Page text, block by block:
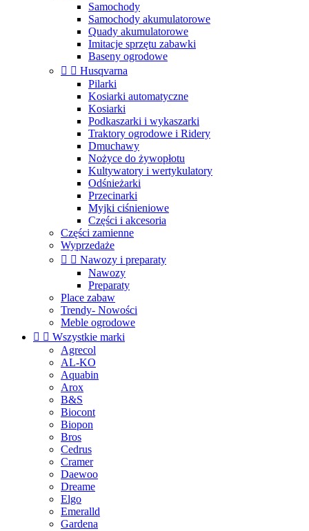
Samochody
Samochody akumulatorowe
Quady akumulatorowe
Imitacje sprzętu zabawki
Baseny ogrodowe
  Husqvarna
Pilarki
Kosiarki automatyczne
Kosiarki
Podkaszarki i wykaszarki
Traktory ogrodowe i Ridery
Dmuchawy
Nożyce do żywopłotu
Kultywatory i wertykulatory
Odśnieżarki
Przecinarki
Myjki ciśnieniowe
Części i akcesoria
Części zamienne
Wyprzedaże
  Nawozy i preparaty
Nawozy
Preparaty
Place zabaw
Trendy- Nowości
Meble ogrodowe
  Wszystkie marki
Agrecol
AL-KO
Aquabin
Arox
B&S
Biocont
Biopon
Bros
Cedrus
Cramer
Daewoo
Dreame
Elgo
Emeralld
Gardena